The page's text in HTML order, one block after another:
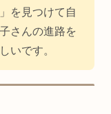
を見つけて自
さんの進路を
いです。